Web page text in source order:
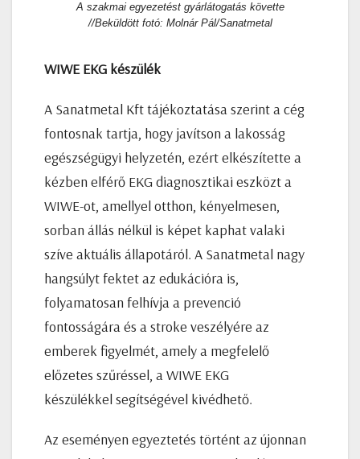
A szakmai egyezetést gyárlátogatás követte
//Beküldött fotó: Molnár Pál/Sanatmetal
WIWE EKG készülék
A Sanatmetal Kft tájékoztatása szerint a cég
fontosnak tartja, hogy javítson a lakosság
egészségügyi helyzetén, ezért elkészítette a
kézben elférő EKG diagnosztikai eszközt a
WIWE-ot, amellyel otthon, kényelmesen,
sorban állás nélkül is képet kaphat valaki
szíve aktuális állapotáról. A Sanatmetal nagy
hangsúlyt fektet az edukációra is,
folyamatosan felhívja a prevenció
fontosságára és a stroke veszélyére az
emberek figyelmét, amely a megfelelő
előzetes szűréssel, a WIWE EKG
készülékkel segítségével kivédhető.
Az eseményen egyeztetés történt az újonnan